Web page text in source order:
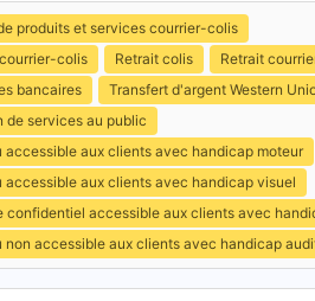
produits et services courrier-colis
colis
Retrait colis
Retrait
bancaires
Transfert d'argent Western
de services au public
accessible aux clients avec handicap moteur
accessible aux clients avec handicap visuel
confidentiel accessible aux clients avec
non accessible aux clients avec handicap